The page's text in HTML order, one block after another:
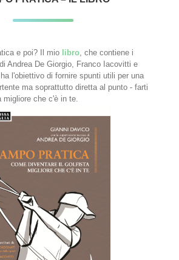
e poi? Il mio libro , che contiene i
Andrea De Giorgio, Franco Iacovitti e
l'obiettivo di fornire spunti utili per una
ma soprattutto diretta al punto - farti
che c'è in te.